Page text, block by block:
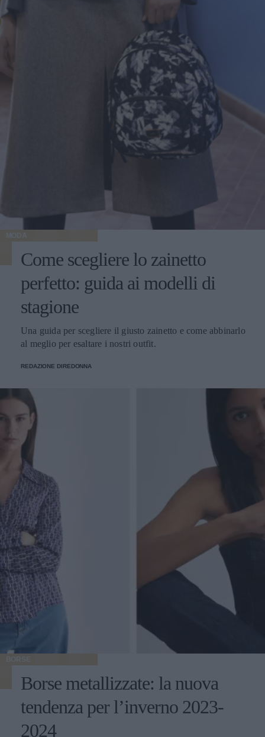
MODA
Come scegliere lo zainetto
perfetto: guida ai modelli di
stagione
Una guida per scegliere il giusto zainetto e come abbinarlo
al meglio per esaltare i nostri outfit.
REDAZIONE DIREDONNA
BORSE
Borse metallizzate: la nuova
tendenza per l’inverno 2023-
2024